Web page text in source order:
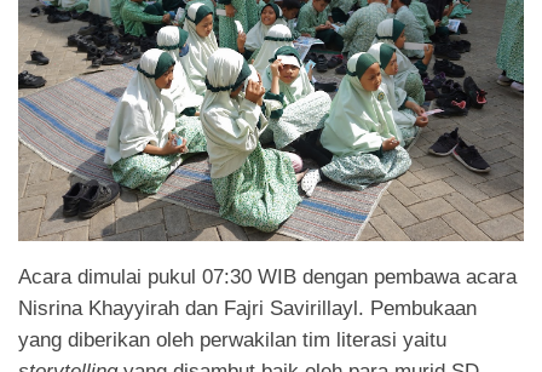
Acara dimulai pukul 07:30 WIB dengan pembawa acara
Nisrina Khayyirah dan Fajri Savirillayl. Pembukaan
yang diberikan oleh perwakilan tim literasi yaitu